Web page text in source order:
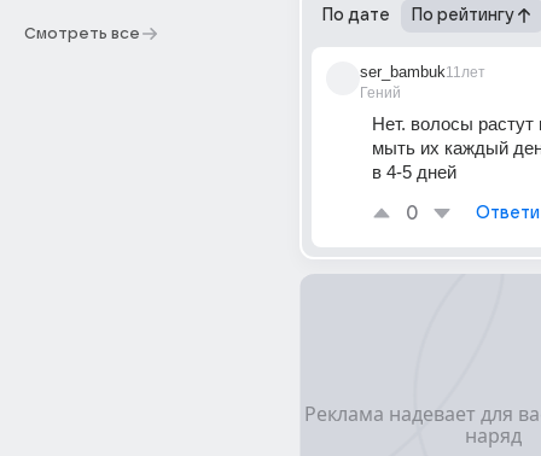
Смотреть все
По дате По рейтингу
ser_bambuk
Гений
11лет
Нет. волосы растут
мыть их каждый
в 4-5 дней
0